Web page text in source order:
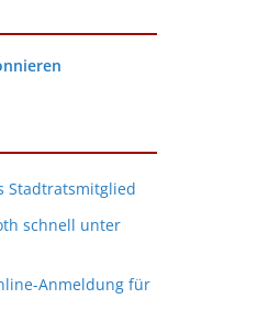
Stadtratsmitglied
schnell unter
Anmeldung für